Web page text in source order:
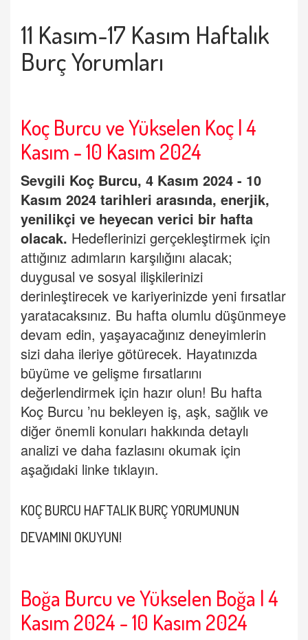
11 Kasım-17 Kasım Haftalık
Burç Yorumları
Koç Burcu ve Yükselen Koç | 4
Kasım - 10 Kasım 2024
Sevgili Koç Burcu, 4 Kasım 2024 - 10
Kasım 2024 tarihleri arasında, enerjik,
yenilikçi ve heyecan verici bir hafta
olacak. Hedeflerinizi gerçekleştirmek için
attığınız adımların karşılığını alacak;
duygusal ve sosyal ilişkilerinizi
derinleştirecek ve kariyerinizde yeni fırsatlar
yaratacaksınız. Bu hafta olumlu düşünmeye
devam edin, yaşayacağınız deneyimlerin
sizi daha ileriye götürecek. Hayatınızda
büyüme ve gelişme fırsatlarını
değerlendirmek için hazır olun! Bu hafta
Koç Burcu ’nu bekleyen iş, aşk, sağlık ve
diğer önemli konuları hakkında detaylı
analizi ve daha fazlasını okumak için
aşağıdaki linke tıklayın.
KOÇ BURCU HAFTALIK BURÇYORUMUNUN
DEVAMINI OKUYUN!
Boğa Burcu ve Yükselen Boğa | 4
Kasım 2024 - 10 Kasım 2024